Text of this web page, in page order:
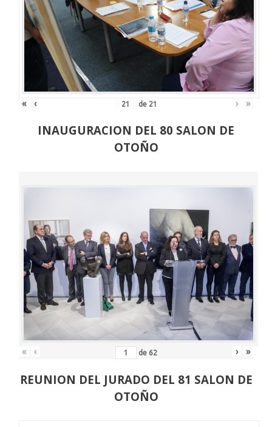
« ‹ de 21 › »
INAUGURACION DEL 80 SALON DE
OTOÑO
« ‹ de 62 › »
REUNION DEL JURADO DEL 81 SALON DE
OTOÑO